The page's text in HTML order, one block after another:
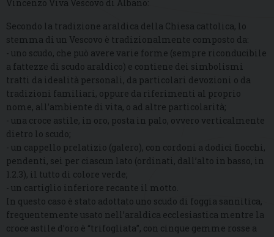
Vincenzo Viva Vescovo di Albano:
Secondo la tradizione araldica della Chiesa cattolica, lo
stemma di un Vescovo è tradizionalmente composto da:
- uno scudo, che può avere varie forme (sempre riconducibile
a fattezze di scudo araldico) e contiene dei simbolismi
tratti da idealità personali, da particolari devozioni o da
tradizioni familiari, oppure da riferimenti al proprio
nome, all’ambiente di vita, o ad altre particolarità;
- una croce astile, in oro, posta in palo, ovvero verticalmente
dietro lo scudo;
- un cappello prelatizio (galero), con cordoni a dodici fiocchi,
pendenti, sei per ciascun lato (ordinati, dall’alto in basso, in
1.2.3), il tutto di colore verde;
- un cartiglio inferiore recante il motto.
In questo caso è stato adottato uno scudo di foggia sannitica,
frequentemente usato nell’araldica ecclesiastica mentre la
croce astile d’oro è “trifogliata”, con cinque gemme rosse a